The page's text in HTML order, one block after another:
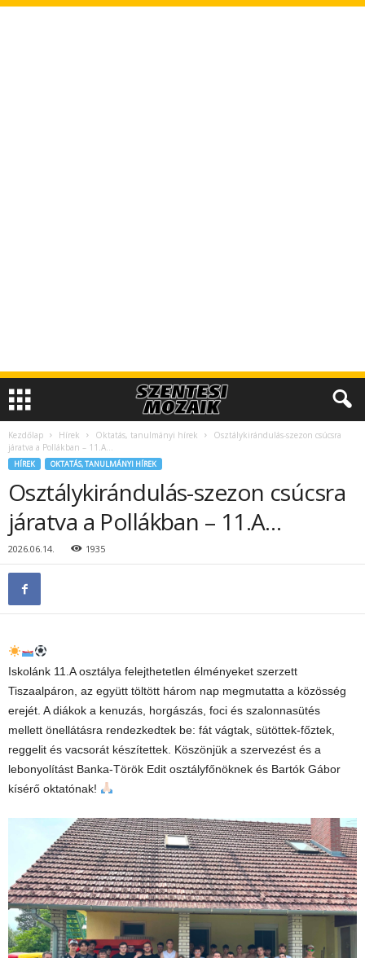
Kezdőlap Hírek Oktatás, tanulmányi hírek
Osztálykirándulás-szezon csúcsra
járatva a Pollákban – 11.A…
HÍREK OKTATÁS, TANULMÁNYI HÍREK
Osztálykirándulás-szezon csúcsra
járatva a Pollákban – 11.A…
2026.06.14. 1935
Iskolánk 11.A osztálya felejthetetlen élményeket szerzett
Tiszaalpáron, az együtt töltött három nap megmutatta a közösség
erejét. A diákok a kenuzás, horgászás, foci és szalonnasütés
mellett önellátásra rendezkedtek be: fát vágtak, sütöttek-főztek,
reggelit és vacsorát készítettek. Köszönjük a szervezést és a
lebonyolítást Banka-Török Edit osztályfőnöknek és Bartók Gábor
kísérő oktatónak!